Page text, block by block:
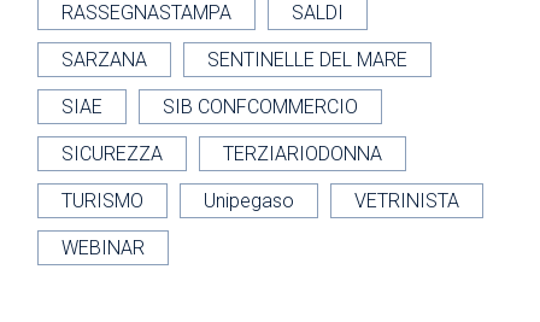
RASSEGNASTAMPA SALDI
SARZANA SENTINELLE DEL MARE
SIAE SIB CONFCOMMERCIO
SICUREZZA TERZIARIODONNA
TURISMO Unipegaso VETRINISTA
WEBINAR